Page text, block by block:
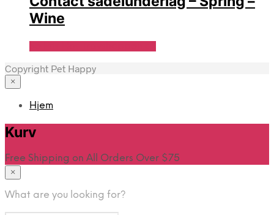
Wine
Copyright Pet Happy
×
Hjem
Kurv
Free Shipping on All Orders Over $75
×
What are you looking for?